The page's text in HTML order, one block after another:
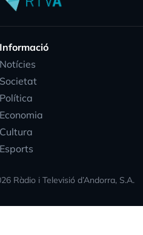
Informació
Notícies
Societat
Política
Economia
Cultura
Esports
Ràdio i Televisió d’Andorra, S.A.